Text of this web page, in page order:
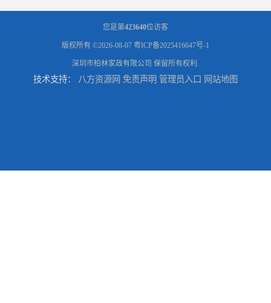
您是第423640位访客
版权所有 ©2026-08-07 粤ICP备2025416647号-1
深圳市柏林家政有限公司 保留所有权利.
技术支持： 八方资源网 免责声明 管理员入口 网站地图